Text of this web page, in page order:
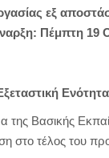
εξ
Πέμπτη 19
Βασικής
στο τέλος του